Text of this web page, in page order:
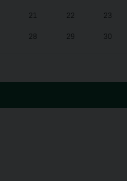
21 22 23
28 29 30